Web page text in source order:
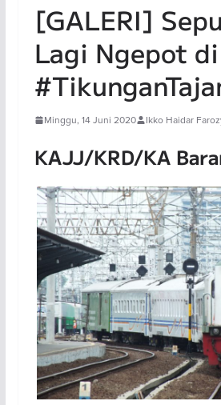
[GALERI]
Lagi Ngepot di
Minggu, 14 Juni 2020 Ikko Haidar
KAJJ/KRD/KA